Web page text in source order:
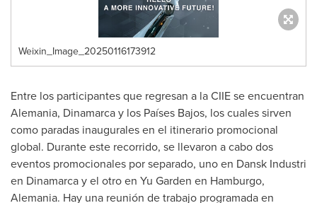
Weixin_Image_20250116173912
Entre los participantes que regresan a la CIIE se encuentran
Alemania, Dinamarca y los Países Bajos, los cuales sirven
como paradas inaugurales en el itinerario promocional
global. Durante este recorrido, se llevaron a cabo dos
eventos promocionales por separado, uno en Dansk Industri
en Dinamarca y el otro en Yu Garden en Hamburgo,
Alemania. Hay una reunión de trabajo programada en